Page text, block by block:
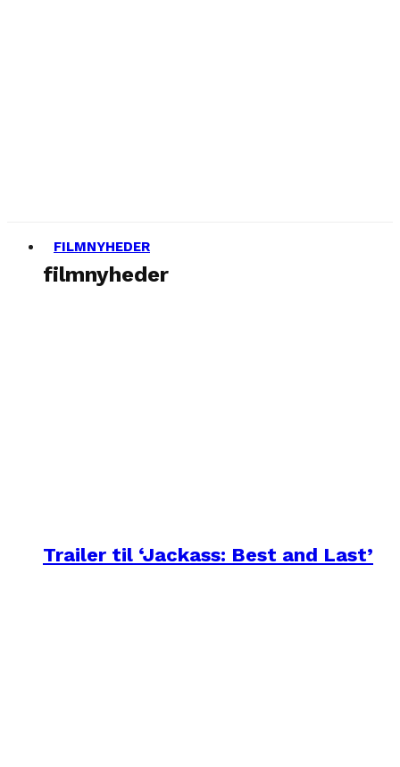
FILMNYHEDER
filmnyheder
Trailer til ‘Jackass: Best and Last’